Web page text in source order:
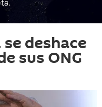
deshace
sus ONG